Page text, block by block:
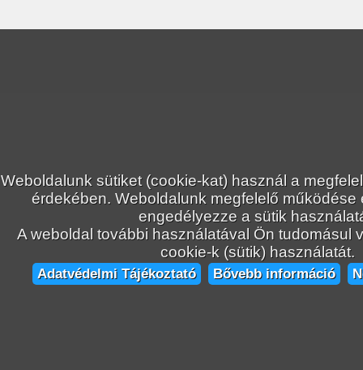
Weboldalunk sütiket (cookie-kat) használ a
érdekében. Weboldalunk megfelelő működése
engedélyezze a sütik
A weboldal további használatával Ön tudomásul
cookie-k (sütik) használatát.
Adatvédelmi Tájékoztató Bővebb információ